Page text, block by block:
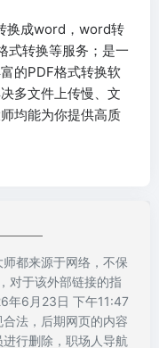
换成word，word转
式转换等服务；是一
的PDF格式转换软
多文件上传慢、文
均能为你提供高质
都来源于网络，不保
对于该外部链接的指
年6月23日 下午11:47
法，后期网页的内容
行删除，职场人导航